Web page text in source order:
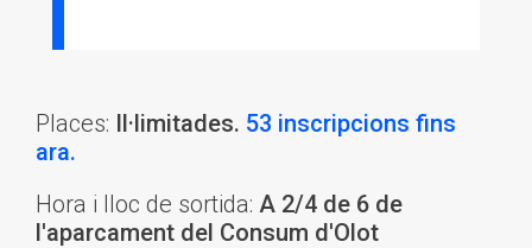
Places: Il·limitades. 53 inscripcions fins
ara.
Hora i lloc de sortida: A 2/4 de 6 de
l'aparcament del Consum d'Olot